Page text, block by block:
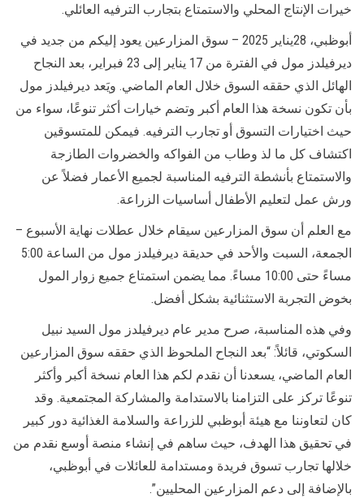
خيرات الإنتاج المحلي والاستمتاع بتجارب الترفيه العائلي.
أبوظبي، 28يناير 2025 – سوق المزارعين يعود إليكم من جديد في
ديرفيلدز مول في الفترة من 17 يناير إلى 23 فبراير، بعد النجاح
الهائل الذي حققه السوق خلال العام الماضي. ويَعد ديرفيلدز مول
بأن تكون نسخة هذا العام أكبر وتضم خيارات أكثر تنوعًا، سواء من
حيث اختيارات التسوق أو تجارب الترفيه. فيمكن للمتسوقين
اكتشاف كل ما لذ وطاب من الفواكه والخضروات الطازجة
والاستمتاع بأنشطة الترفيه المناسبة لجميع الأعمار فضلاً عن
ورش عمل لتعليم الأطفال أساسيات الزراعة.
مع العلم أن سوق المزارعين سيقام خلال عطلات نهاية الأسبوع –
الجمعة، السبت والأحد في حديقة ديرفيلدز مول من الساعة 5:00
مساءً حتى 10:00 مساءً. مما يضمن استمتاع جميع زوار المول
بخوض التجربة الاستثنائية بشكل أفضل.
وفي هذه المناسبة، صرح مدير عام ديرفيلدز مول السيد نبيل
السكوتي، قائلاً: “بعد النجاح الملحوظ الذي حققه سوق المزارعين
العام الماضي، يسعدنا أن نقدم لكم هذا العام نسخة أكبر وأكثر
تنوعًا تركز على التزامنا بالاستدامة والمشاركة المجتمعية. وقد
كان لتعاوننا مع هيئة أبوظبي للزراعة والسلامة الغذائية دور كبير
في تحقيق هذا الهدف، حيث ساهم في إنشاء منصة أوسع نقدم من
خلالها تجارب تسوق فريدة ومستدامة للعائلات في أبوظبي،
بالإضافة إلى دعم المزارعين المحليين”.